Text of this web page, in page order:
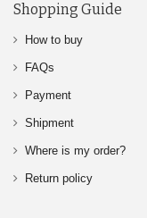
Shopping Guide
How to buy
FAQs
Payment
Shipment
Where is my order?
Return policy